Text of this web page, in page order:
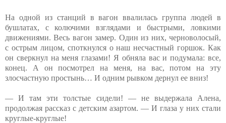
На одной из станций в вагон ввалилась группа людей в
бушлатах, с колючими взглядами и быстрыми, ловкими
движениями. Весь вагон замер. Один из них, черноволосый,
с острым лицом, споткнулся о наш несчастный горшок. Как
он сверкнул на меня глазами! Я обняла вас и подумала: все,
конец. А он посмотрел на меня, на вас, потом на эту
злосчастную простынь… И одним рывком дернул ее вниз!
— И там эти толстые сидели! — не выдержала Алена,
продолжая рассказ с детским азартом. — И глаза у них стали
круглые-круглые!